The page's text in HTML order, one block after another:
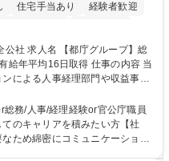
住宅手当あり
経験者歓迎
補助あり
ープ】総
日取得 仕事の内容 当
による人事経理部門や収益事業
業務をお任せいたします。研修
務詳細 【業務詳細】■
運営に係る管理業務 ■収益部
西口広場の「イベントコーナ
務/人事/経理経験or官公庁職員
のキャリアを積みたい方【社
ため綿密にコミュニケーション